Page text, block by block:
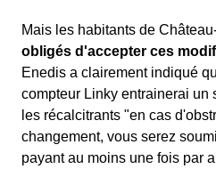
Mais les habitants de
obligés d'accepter ces
Enedis a clairement indiqué
compteur Linky entrainerai un
les récalcitrants "en cas
changement, vous serez
payant au moins une fois par